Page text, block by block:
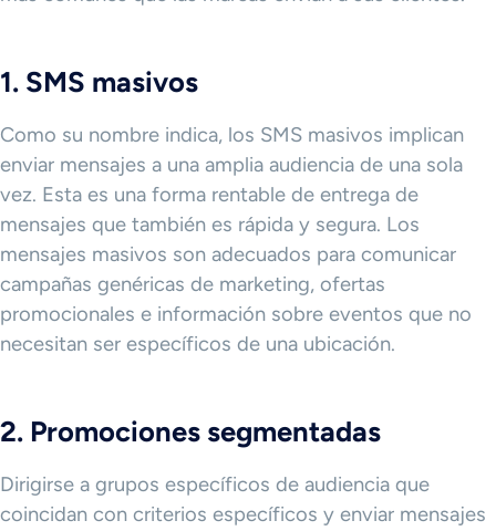
1. SMS masivos
Como su nombre indica, los SMS masivos implican
enviar mensajes a una amplia audiencia de una sola
vez. Esta es una forma rentable de entrega de
mensajes que también es rápida y segura. Los
mensajes masivos son adecuados para comunicar
campañas genéricas de marketing, ofertas
promocionales e información sobre eventos que no
necesitan ser específicos de una ubicación.
2. Promociones segmentadas
Dirigirse a grupos específicos de audiencia que
coincidan con criterios específicos y enviar mensajes